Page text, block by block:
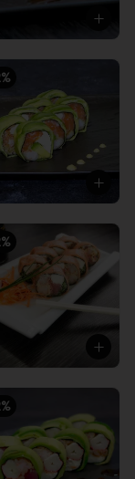
%
%
%